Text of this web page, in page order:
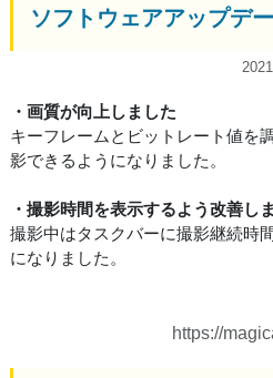
ソフトウェアアップデ
・画質が向上しました
キーフレームとビットレート値を
影できるようになりました。
・撮影時間を表示するよう改善し
撮影中はタスクバーに撮影継続時
になりました。
https://